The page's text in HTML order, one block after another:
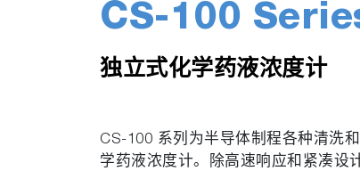
CS-100
独立式化学药液浓度计
CS-100 系列为半导体制程各种清洗
学药液浓度计。除高速响应和紧凑设